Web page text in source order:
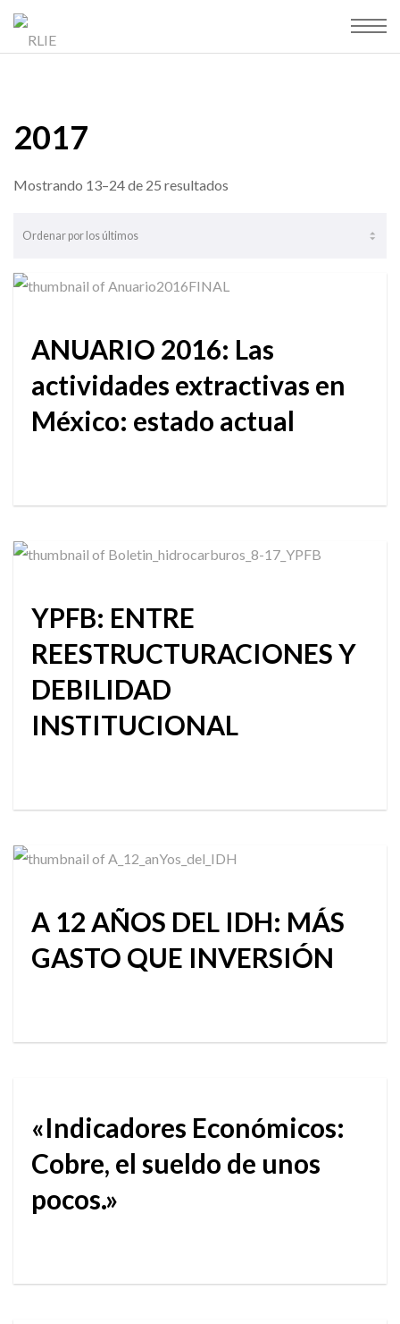
2017
Mostrando 13–24 de 25 resultados
ANUARIO 2016: Las
actividades extractivas en
México: estado actual
YPFB: ENTRE
REESTRUCTURACIONES Y
DEBILIDAD
INSTITUCIONAL
A 12 AÑOS DEL IDH: MÁS
GASTO QUE INVERSIÓN
«Indicadores Económicos:
Cobre, el sueldo de unos
pocos.»